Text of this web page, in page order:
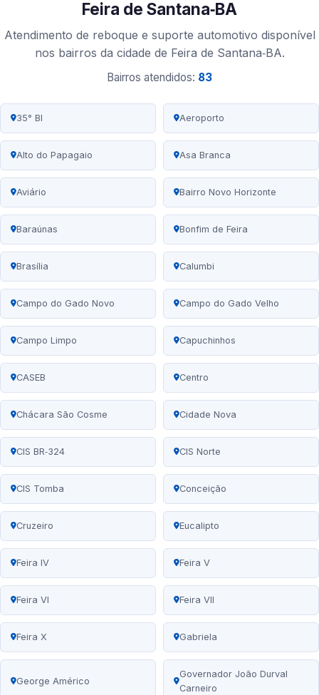
Feira de Santana‑BA
Atendimento de reboque e suporte automotivo disponível
nos bairros da cidade de Feira de Santana‑BA.
Bairros atendidos: 83
35° BI Aeroporto
Alto do Papagaio Asa Branca
Aviário Bairro Novo Horizonte
Baraúnas Bonfim de Feira
Brasília Calumbi
Campo do Gado Novo Campo do Gado Velho
Campo Limpo Capuchinhos
CASEB Centro
Chácara São Cosme Cidade Nova
CIS BR‑324 CIS Norte
CIS Tomba Conceição
Cruzeiro Eucalipto
Feira IV Feira V
Feira VI Feira VII
Feira X Gabriela
George Américo
Governador João Durval
Carneiro